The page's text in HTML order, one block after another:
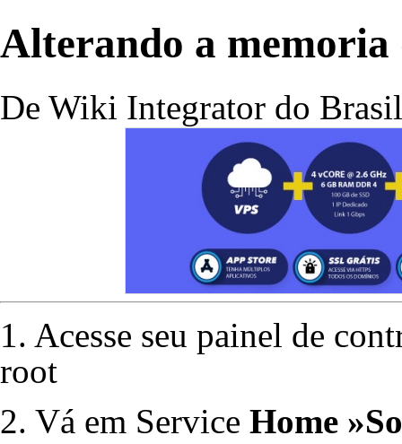
Alterando a memoria
De Wiki Integrator do Brasil
1. Acesse seu painel de
root
2. Vá em Service Home